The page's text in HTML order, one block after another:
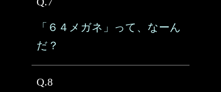
「６４メガネ」って、なーん
だ？
Q.8